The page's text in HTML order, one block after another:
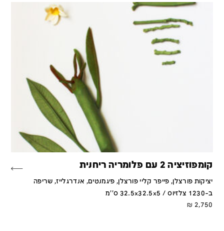
קומפוזיציה 2 עם פלומריה ריחנית
יציקות פורצלן, פייפר קליי פורצלן, פיגמנטים, אנדרגלייז, שריפה
ב-1230 צלזיוס / 32.5x32.5x5 ס''מ
2,750
₪